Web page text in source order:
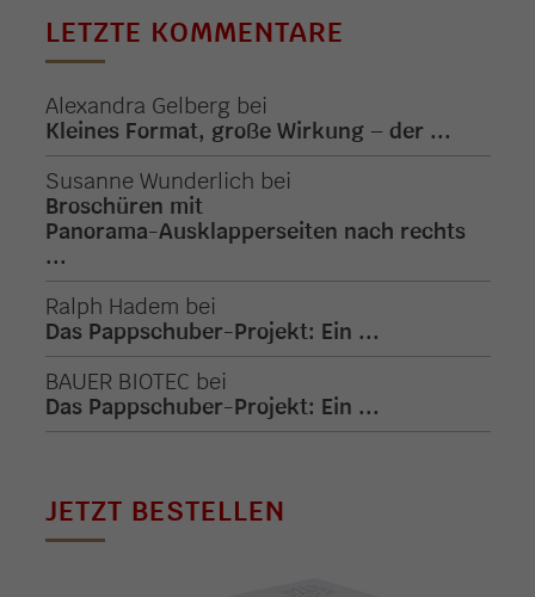
LETZTE KOMMENTARE
Alexandra Gelberg bei
Kleines Format, große Wirkung – der ...
Susanne Wunderlich bei
Broschüren mit
Panorama-Ausklapperseiten nach rechts
...
Ralph Hadem bei
Das Pappschuber-Projekt: Ein ...
BAUER BIOTEC bei
Das Pappschuber-Projekt: Ein ...
JETZT BESTELLEN